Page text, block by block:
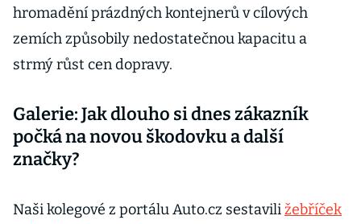
hromadění prázdných kontejnerů v cílových
zemích způsobily nedostatečnou kapacitu a
strmý růst cen dopravy.
Galerie: Jak dlouho si dnes zákazník
počká na novou škodovku a další
značky?
Naši kolegové z portálu Auto.cz sestaviližebříček